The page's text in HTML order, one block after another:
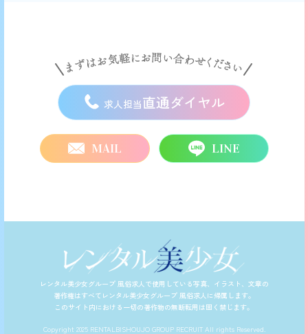
求人担当直通ダイヤル
MAIL LINE
レンタル美少女グループ 風俗求人で使用している写真、イラスト、文章の
著作権はすべてレンタル美少女グループ 風俗求人に帰属します。
このサイト内における一切の著作物の無断転用は固く禁じます。
Copyright 2025 RENTALBISHOUJO GROUP RECRUIT All rights Reserved.